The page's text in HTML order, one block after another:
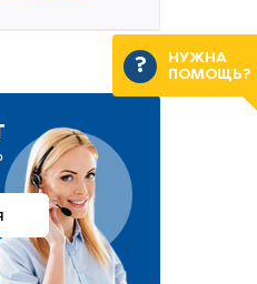
НУЖНА
ПОМОЩЬ?